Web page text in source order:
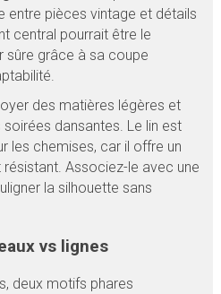
entre pièces vintage et détails
central pourrait être le
sûre grâce à sa coupe
des matières légères et
dansantes. Le lin est
les chemises, car il offre un
Associez-le avec une
la silhouette sans
vs lignes
deux motifs phares